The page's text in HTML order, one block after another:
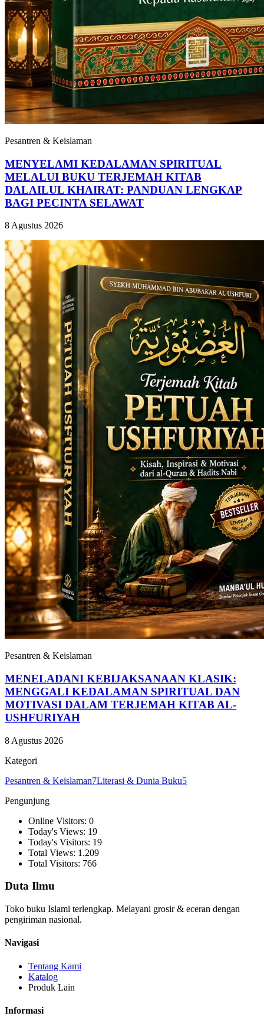
Pesantren & Keislaman
MENYELAMI KEDALAMAN SPIRITUAL
MELALUI BUKU TERJEMAH KITAB
DALAILUL KHAIRAT: PANDUAN LENGKAP
BAGI PECINTA SELAWAT
8 Agustus 2026
Pesantren & Keislaman
MENELADANI KEBIJAKSANAAN KLASIK:
MENGGALI KEDALAMAN SPIRITUAL DAN
MOTIVASI DALAM TERJEMAH KITAB AL-
USHFURIYAH
8 Agustus 2026
Kategori
Pesantren & Keislaman7Literasi & Dunia Buku5
Pengunjung
Online Visitors: 0
Today's Views: 19
Today's Visitors: 19
Total Views: 1.209
Total Visitors: 766
Duta Ilmu
Toko buku Islami terlengkap. Melayani grosir & eceran dengan
pengiriman nasional.
Navigasi
Tentang Kami
Katalog
Produk Lain
Informasi